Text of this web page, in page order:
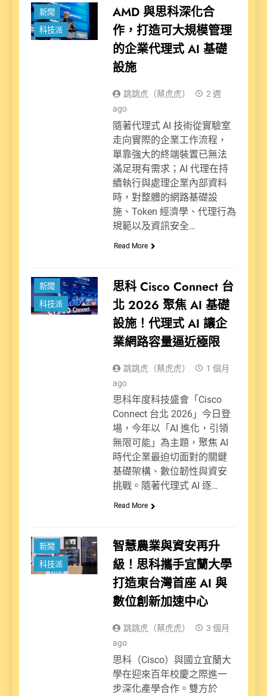
新聞
科技派
AMD 與思科深化合
作，打造可大規模管理
的企業代理式 AI 基礎
設施
跳跳虎（蔡虎虎）
2 週
ago
隨著代理式 AI 技術從實驗室
走向實際的企業工作流程，
單靠強大的終端裝置已無法
滿足現有需求；AI 代理在持
續執行與處理企業內部資料
時，對整體的網路基礎設
施、Token 經濟學、代理行為
規範以及資訊安全…
Read More
新聞
科技派
思科 Cisco Connect 台
北 2026 聚焦 AI 基礎
設施！代理式 AI 讓企
業網路容量逼近極限
跳跳虎（蔡虎虎）
1 個月
ago
思科年度科技盛會「Cisco
Connect 台北 2026」今日登
場，今年以「AI 進化，引領
無限可能」為主題，聚焦 AI
時代企業最迫切面對的關鍵
基礎架構、數位韌性與資安
挑戰。隨著代理式 AI 逐…
Read More
新聞
科技派
智慧農業與資安再升
級！思科攜手宜蘭大學
打造東台灣首座 AI 與
數位創新加速中心
跳跳虎（蔡虎虎）
3 個月
ago
思科（Cisco）與國立宜蘭大
學在迎來百年校慶之際進一
步深化產學合作。雙方於